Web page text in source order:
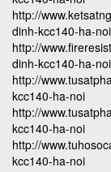
http://
dinh-kcc140-ha-noi
http://
dinh-kcc140-ha-noi
http://
kcc140-ha-noi
http://
kcc140-ha-noi
http://
kcc140-ha-noi